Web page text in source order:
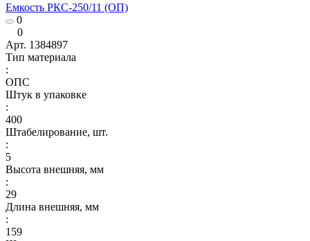
Емкость РКС-250/11 (ОП)
0
0
Арт. 1384897
Тип материала
:
ОПС
Штук в упаковке
:
400
Штабелирование, шт.
:
5
Высота внешняя, мм
:
29
Длина внешняя, мм
:
159